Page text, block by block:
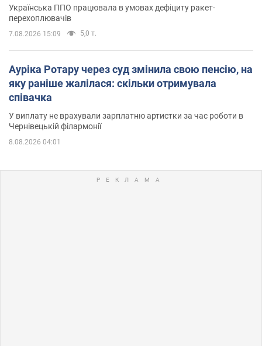
Українська ППО працювала в умовах дефіциту ракет-
перехоплювачів
7.08.2026 15:09 5,0 т.
Ауріка Ротару через суд змінила свою пенсію, на
яку раніше жалілася: скільки отримувала
співачка
У виплату не врахували зарплатню артистки за час роботи в
Чернівецькій філармонії
8.08.2026 04:01